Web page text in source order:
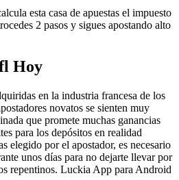
esta casa de apuestas el impuesto
2 pasos y sigues apostando alto
Hoy
en la industria francesa de los
novatos se sienten muy
que promete muchas ganancias
para los depósitos en realidad
elegido por el apostador, es necesario
unos días para no dejarte llevar por
repentinos. Luckia App para Android